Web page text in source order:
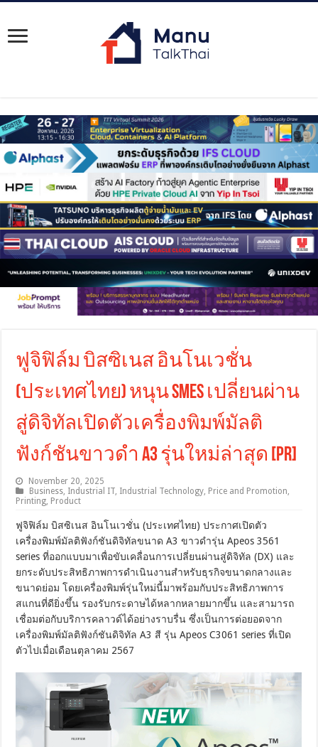
ฟูจิฟิล์ม บิสซิเนส อินโนเวชั่น
(ประเทศไทย) หนุน SMEs เปลี่ยนผ่าน
สู่ดิจิทัลเปิดตัวเครื่องพิมพ์มัลติ
ฟังก์ชันขาวดำ A3 รุ่นใหม่ล่าสุด [PR]
November 20, 2025
Business, Industrial IT, Industrial Technology, Price and Promotion,
Printing, Product
ฟูจิฟิล์ม บิสซิเนส อินโนเวชั่น (ประเทศไทย) ประกาศเปิดตัว
เครื่องพิมพ์มัลติฟังก์ชันดิจิทัลขนาด A3 ขาวดำรุ่น Apeos 3561
series ที่ออกแบบมาเพื่อขับเคลื่อนการเปลี่ยนผ่านสู่ดิจิทัล (DX) และ
ยกระดับประสิทธิภาพการดำเนินงานสำหรับธุรกิจขนาดกลางและ
ขนาดย่อม โดยเครื่องพิมพ์รุ่นใหม่นี้มาพร้อมกับประสิทธิภาพการ
สแกนที่ดียิ่งขึ้น รองรับกระดาษได้หลากหลายมากขึ้น และสามารถ
เชื่อมต่อกับบริการคลาวด์ได้อย่างราบรื่น ซึ่งเป็นการต่อยอดจาก
เครื่องพิมพ์มัลติฟังก์ชันดิจิทัล A3 สี รุ่น Apeos C3061 series ที่เปิด
ตัวไปเมื่อเดือนตุลาคม 2567